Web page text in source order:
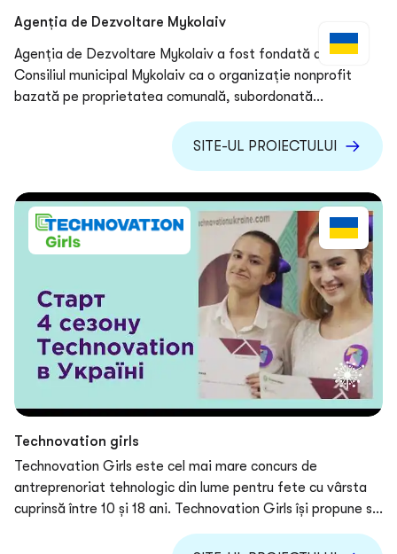
a discuta despre soluții, inovații, bune practici și provocări
comune în toate domeniile vieții urbane. Summitul este
organizat de Fondul Western NIS Enterprise și susținut de
Prim-ministrul Ucrainei. Primari și experți din SUA, Canada,
Țările de Jos, Marea Britanie, Emiratele Arabe Unite,
Lituania, Norvegia, Polonia și Germania au participat la
Summitul Internațional al Primarilor. Formatul Summitului
favorizează obținerea de către participanți a
cunoștințelor și construirea unei rețele internaționale
puternice cu lideri mondiali proeminenți ai transformării
urbane, participarea la sesiuni profesionale de speed-
networking, testarea diferitor soluții la locație, semnarea
memorandumurilor și lansarea proiectelor speciale.
Agenția de Dezvoltare Mykolaiv
Agenția de Dezvoltare Mykolaiv a fost fondată de
Consiliul municipal Mykolaiv ca o organizație nonprofit
bazată pe proprietatea comunală, subordonată
Comitetului executiv al Consiliului municipal Mykolaiv și
susținută de UMAEF. Agenția își propune să elaboreze și să
faciliteze implementarea strategiei de dezvoltare a
atragă resurse financiare extra-bugetare și de altă natură,
investiții și să stabilească parteneriate cu orașe înfrățite
și organizații donatoare. Are menirea de a coopera
eficient cu guvernele locale și centrale în planificarea
strategică și administrarea proiectelor de dezvoltare
teritorială pentru a asigura o cooperare intersectorială
eficientă între autoritățile locale, afaceri și comunitate și
pentru a crea un mediu de tip nou de dezvoltare a orașului.
SITE-UL PROIECTULUI
Technovation girls
Technovation Girls este cel mai mare concurs de
antreprenoriat tehnologic din lume pentru fete cu vârsta
cuprinsă între 10 și 18 ani. Technovation Girls își propune să
popularizeze programarea în rândul femeilor, să susțină